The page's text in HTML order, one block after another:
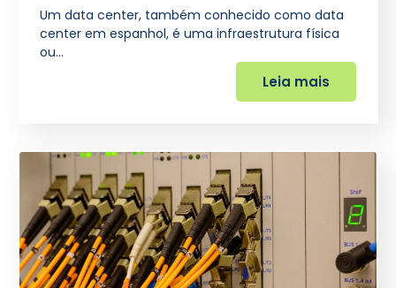
Um data center, também conhecido como data
center em espanhol, é uma infraestrutura física
ou…
Leia mais